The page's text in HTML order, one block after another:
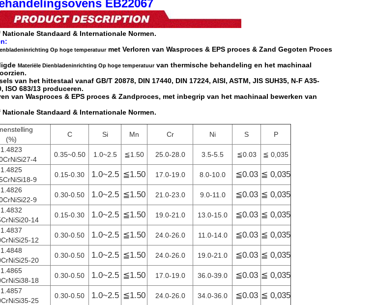
EB22067
Nationale Standaard & Internationale Normen.
Op hoge temperatuurmet Verloren van Wasproces & EPS proces & Zand Gegoten Proces
Materiële Dienbladeninrichting Op hoge temperatuurvan thermische behandeling en het machinaal
van het hittestaal vanaf GB/T 20878, DIN 17440, DIN 17224, AISI, ASTM, JIS SUH35, N-F A35-
ISO 683/13 produceren.
van Wasproces & EPS proces & Zandproces, met inbegrip van het machinaal bewerken van
Nationale Standaard & Internationale Normen.
(%)
C Si Mn Cr Ni S
P
1.4823
4
0.35~0.50 1.0~2.5 ≦1.50 25.0-28.0 3.5-5.5 ≦0.03
≦ 0,035
1.4825
9
0.15-0.30 1.0~2.5 ≦1.50 17.0-19.0 8.0-10.0 ≦0.03 ≦ 0,035
1.4826
9
0.30-0.50 1.0~2.5 ≦1.50 21.0-23.0 9.0-11.0 ≦0.03 ≦ 0,035
1.4832
14
0.15-0.30 1.0~2.5 ≦1.50 19.0-21.0 13.0-15.0 ≦0.03 ≦ 0,035
1.4837
12
0.30-0.50 1.0~2.5 ≦1.50 24.0-26.0 11.0-14.0 ≦0.03 ≦ 0,035
1.4848
20
0.30-0.50 1.0~2.5 ≦1.50 24.0-26.0 19.0-21.0 ≦0.03 ≦ 0,035
1.4865
18
0.30-0.50 1.0~2.5 ≦1.50 17.0-19.0 36.0-39.0 ≦0.03 ≦ 0,035
1.4857
25
0.30-0.50 1.0~2.5 ≦1.50 24.0-26.0 34.0-36.0 ≦0.03 ≦ 0,035